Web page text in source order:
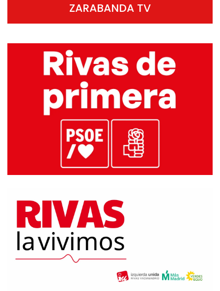
ZARABANDA TV